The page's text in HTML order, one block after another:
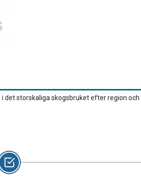
det storskaliga skogsbruket efter region